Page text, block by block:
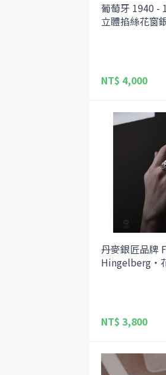
葡萄牙 1940 -
立體掐絲花窗
NT$ 4,000
丹麥銀匠品牌
Hingelberg・
NT$ 3,800